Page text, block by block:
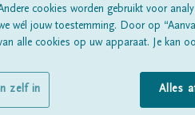
Alle
cookies worden gebruikt voor
wél jouw toestemming. Door op
alle cookies op uw apparaat. Je kan
Alles
zelf in